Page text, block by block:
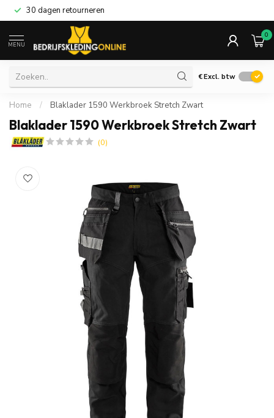
30 dagen retourneren
MENU
0
€Excl. btw
Home / Blaklader 1590 Werkbroek Stretch Zwart
Blaklader 1590 Werkbroek Stretch Zwart
(0)